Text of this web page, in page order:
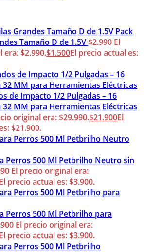
Pack
Tamaño D de 1.5V$2.990 El
era: $2.990.$1.500El precio actual es:
de Impacto 1/2 Pulgadas – 16
32 MM para Herramientas Eléctricas
original era: $29.990.$21.900El
$21.900.
Perros 500 Ml Petbrilho Neutro sin
El precio original era:
El precio actual es: $3.900.
Perros 500 Ml Petbrilho para
El precio original era:
El precio actual es: $3.900.